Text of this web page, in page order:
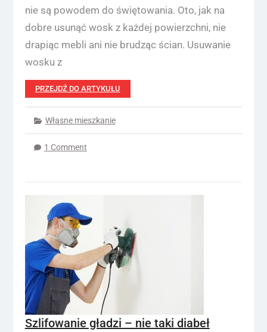
nie są powodem do świętowania. Oto, jak na
dobre usunąć wosk z każdej powierzchni, nie
drapiąc mebli ani nie brudząc ścian. Usuwanie
wosku z
PRZEJDŹ DO ARTYKUŁU
Własne mieszkanie
1 Comment
Szlifowanie gładzi – nie taki diabeł